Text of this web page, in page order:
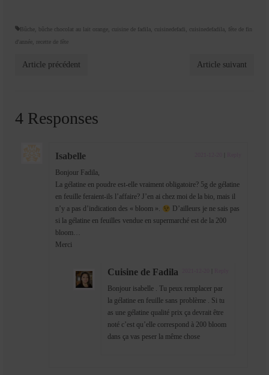
Bûche, bûche chocolat au lait orange, cuisine de fadila, cuisinedefadi, cuisinedefadila,
fête de fin
d'année, recette de fête
Article précédent Article suivant
4 Responses
Isabelle
Bonjour Fadila,
La gélatine en poudre est-elle vraiment obligatoire? 5g de gélatine
en feuille feraient-ils l’affaire? J’en ai chez moi de la bio, mais il
n’y a pas d’indication des « bloom ».
D’ailleurs je ne sais pas
si la gélatine en feuilles vendue en supermarché est de la 200
bloom…
Merci
Cuisine de Fadila
Bonjour isabelle . Tu peux remplacer par
la gélatine en feuille sans problème . Si tu
as une gélatine qualité prix ça devrait être
noté c’est qu’elle correspond à 200 bloom
dans ça vas peser la même chose